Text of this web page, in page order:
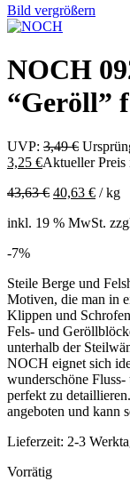
Bild vergrößern
NOCH
“Geröll”
UVP: 3,49€
3,25 €Aktueller Preis
43,63€ 40,63 € /kg
inkl. 19 % MwSt.
-7%
Steile Berge und
Motiven, die man in
Klippen und
Fels- und
unterhalb der
NOCH eignet sich
wunderschöne
perfekt zu
angeboten und kann
Lieferzeit: 2-3
Vorrätig